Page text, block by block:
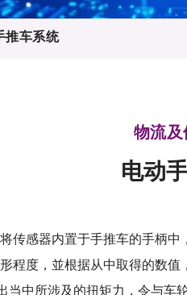
登记
料库
心
推车系统
物流
电动
传感器内置于手推车的手柄中
程度，並根据从中取得的数值
当中所涉及的扭矩力，令与车